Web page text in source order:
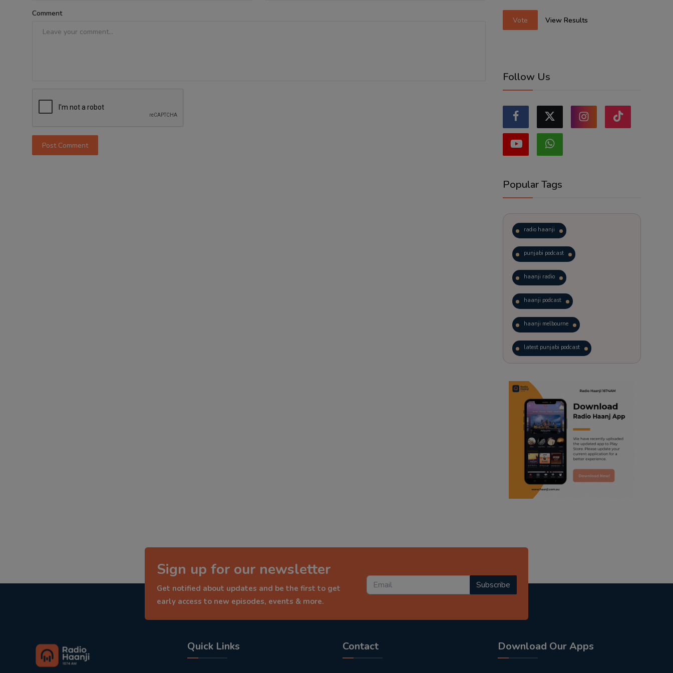
Comment
Post Comment
Vote View Results
Follow Us
Popular Tags
radio haanji
punjabi podcast
haanji radio
haanji podcast
haanji melbourne
latest punjabi podcast
trending punjabi podcast
ranjodh singh
punjabi podcast australia
radio haanji updates
punjabi kahani
Sign up for our newsletter
Get notified about updates and be the first to get
early access to new episodes, events & more.
Subscribe
Quick Links Contact Download Our Apps